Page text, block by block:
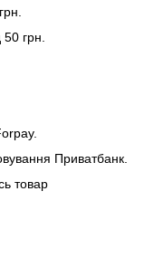
50 грн.
Приватбанк.
товар